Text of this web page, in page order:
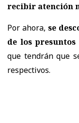
recibir atención
Por ahora, se
de los
que tendrán que
respectivos.